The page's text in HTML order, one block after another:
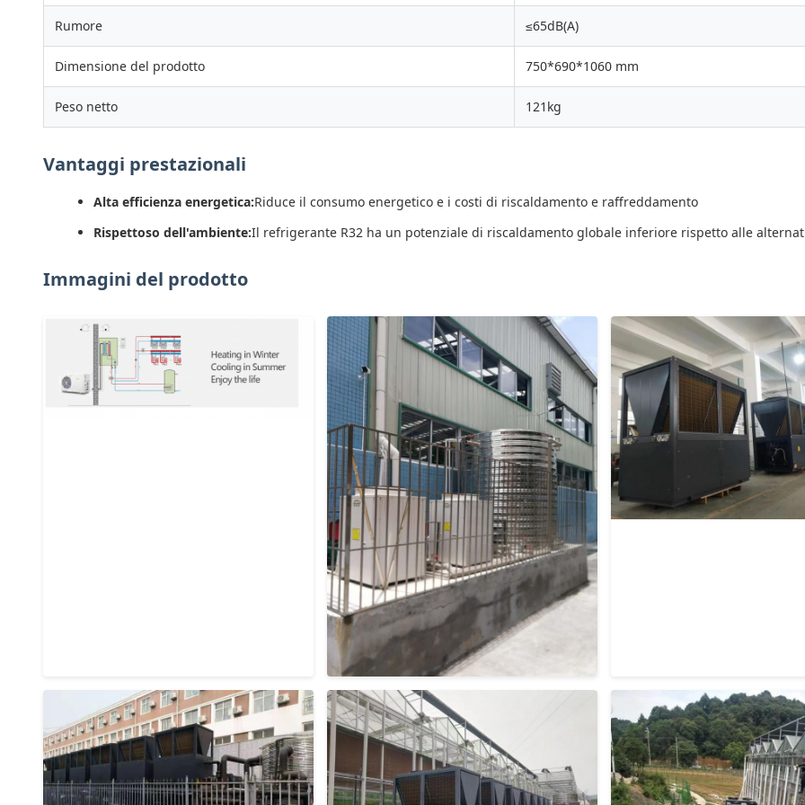
Rumore ≤65dB(A)
Dimensione del prodotto 750*690*1060 mm
Peso netto 121kg
Vantaggi prestazionali
Alta efficienza energetica:Riduce il consumo energetico e i costi di riscaldamento e raffreddamento
Rispettoso dell'ambiente:Il refrigerante R32 ha un potenziale di riscaldamento globale inferiore rispetto alle
Immagini del prodotto